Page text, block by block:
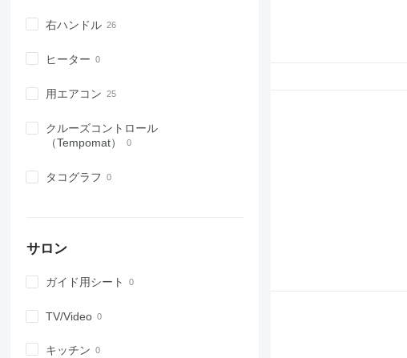
右ハンドル
ヒーター
用エアコン
クルーズコントロール
（Tempomat）
タコグラフ
サロン
ガイド用シート
TV/Video
キッチン